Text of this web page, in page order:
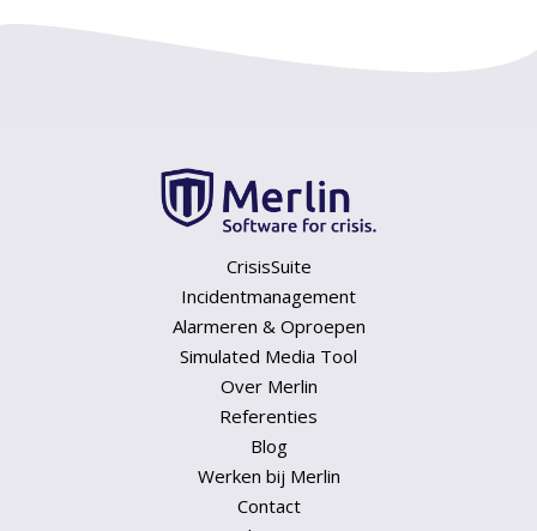
CrisisSuite
Incidentmanagement
Alarmeren & Oproepen
Simulated Media Tool
Over Merlin
Referenties
Blog
Werken bij Merlin
Contact